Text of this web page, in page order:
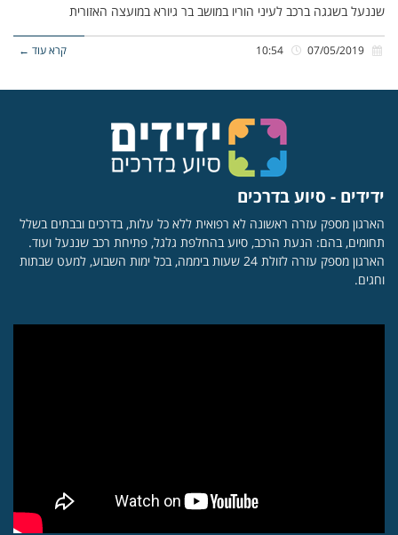
שננעל בשגגה ברכב לעיני הוריו במושב בר גיורא במועצה האזורית
קרא עוד ←
ידידים - סיוע בדרכים
הארגון מספק עזרה ראשונה לא רפואית ללא כל עלות, בדרכים ובבתים בשלל
תחומים, בהם: הנעת הרכב, סיוע בהחלפת גלגל, פתיחת רכב שננעל ועוד.
הארגון מספק עזרה לזולת 24 שעות ביממה, בכל ימות השבוע, למעט שבתות
וחגים.